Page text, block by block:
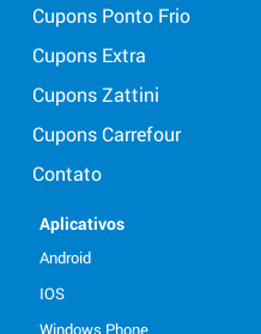
Cupons Ponto Frio
Cupons Extra
Cupons Zattini
Cupons Carrefour
Contato
Aplicativos
Android
IOS
Windows Phone